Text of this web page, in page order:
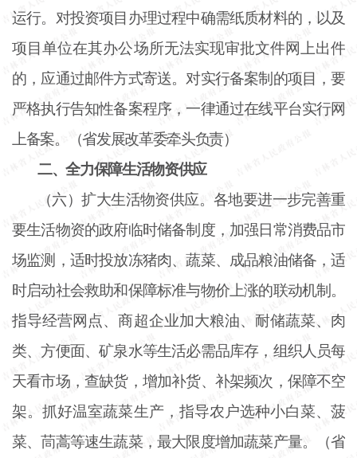
运行。对投资项目办理过程中确需纸质材料的，以及
项目单位在其办公场所无法实现审批文件网上出件
的，应通过邮件方式寄送。对实行备案制的项目，要
严格执行告知性备案程序，一律通过在线平台实行网
上备案。（省发展改革委牵头负责）
二、全力保障生活物资供应
（六）扩大生活物资供应。各地要进一步完善重
要生活物资的政府临时储备制度，加强日常消费品市
场监测，适时投放冻猪肉、蔬菜、成品粮油储备，适
时启动社会救助和保障标准与物价上涨的联动机制。
指导经营网点、商超企业加大粮油、耐储蔬菜、肉
类、方便面、矿泉水等生活必需品库存，组织人员每
天看市场，查缺货，增加补货、补架频次，保障不空
架。抓好温室蔬菜生产，指导农户选种小白菜、菠
菜、茼蒿等速生蔬菜，最大限度增加蔬菜产量。（省